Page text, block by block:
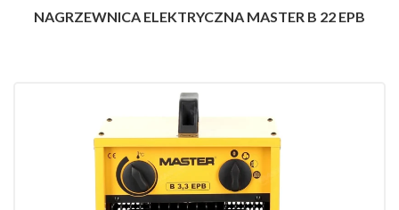
NAGRZEWNICA ELEKTRYCZNA MASTER B 22 EPB